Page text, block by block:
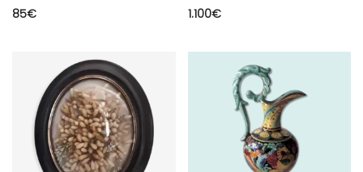
85€ 1.100€